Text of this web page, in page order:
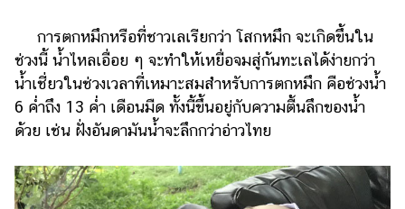
คอร์ส
ออนไลน์
เรียน
เลข
ออนไลน์
ติดต่อ
โฆษณา
การตกหมึกหรือที่ชาวเลเรียกว่า โสกหมึก จะเกิดขึ้นใน
ช่วงนี้ น้ำไหลเอื่อย ๆ จะทำให้เหยื่อจมสู่ก้นทะเลได้ง่ายกว่า
น้ำเชี่ยวในช่วงเวลาที่เหมาะสมสำหรับการตกหมึก คือช่วงน้ำ
6 ค่ำถึง 13 ค่ำ เดือนมืด ทั้งนี้ขึ้นอยู่กับความตื้นลึกของน้ำ
ด้วย เช่น ฝั่งอันดามันน้ำจะลึกกว่าอ่าวไทย